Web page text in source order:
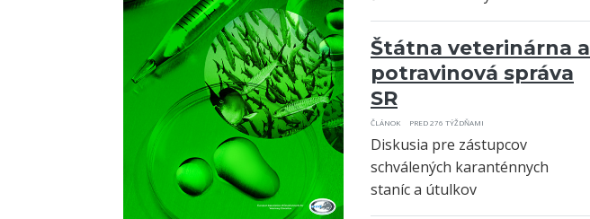
Štátna veterinárna a
potravinová správa
SR
ČLÁNOK PRED 276 TÝŽDŇAMI
Diskusia pre zástupcov
schválených karanténnych
staníc a útulkov